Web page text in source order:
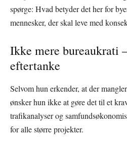
spørge: Hvad betyder det her for
mennesker, der skal leve med
Ikke mere bureaukrati
eftertanke
Selvom hun erkender, at der
ønsker hun ikke at gøre det til et
trafikanalyser og
for alle større projekter.